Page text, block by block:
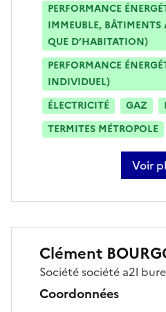
PERFORMANCE
IMMEUBLE, BÂTIMENTS
QUE D’HABITATION)
PERFORMANCE
INDIVIDUEL)
ÉLECTRICITÉ
GAZ
TERMITES MÉTROPOLE
Voir
sur
Clément
Sociétésociété a2l
Coordonnées